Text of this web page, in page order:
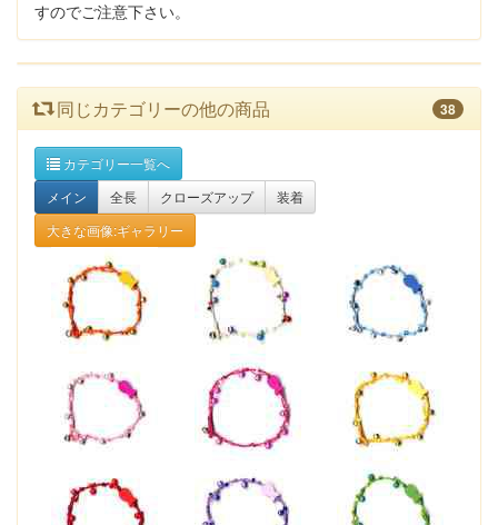
すのでご注意下さい。
同じカテゴリーの他の商品 38
カテゴリー一覧へ
メイン
全長 クローズアップ
装着
大きな画像:ギャラリー